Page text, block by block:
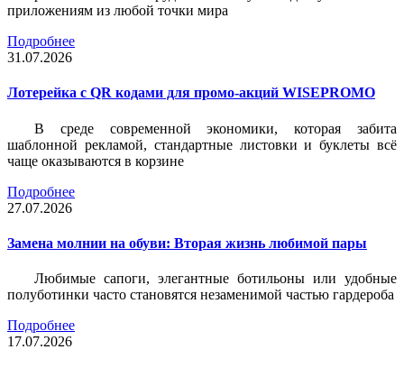
приложениям из любой точки мира
Подробнее
31.07.2026
Лотерейка c QR кодами для промо-акций WISEPROMO
В среде современной экономики, которая забита
шаблонной рекламой, стандартные листовки и буклеты всё
чаще оказываются в корзине
Подробнее
27.07.2026
Замена молнии на обуви: Вторая жизнь любимой пары
Любимые сапоги, элегантные ботильоны или удобные
полуботинки часто становятся незаменимой частью гардероба
Подробнее
17.07.2026